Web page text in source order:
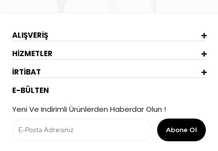
ALIŞVERİŞ
HİZMETLER
İRTİBAT
E-BÜLTEN
Yeni Ve Indirimli Ürünlerden Haberdar Olun !
Abone Ol